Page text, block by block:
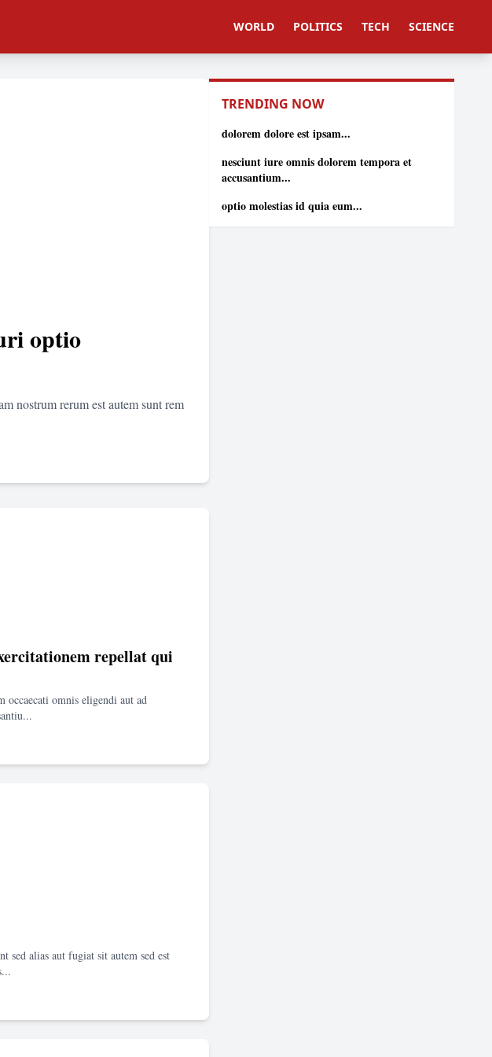
WORLD POLITICS TECH SCIENCE
optio
nostrum rerum est autem sunt rem
repellat qui
occaecati omnis eligendi aut ad
sed alias aut fugiat sit autem sed est
TRENDING NOW
dolorem dolore est ipsam...
nesciunt iure omnis dolorem tempora et
accusantium...
optio molestias id quia eum...